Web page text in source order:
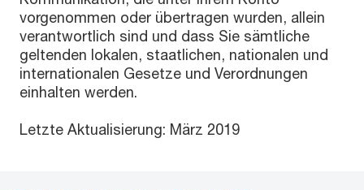
vorgenommen oder übertragen wurden, allein
verantwortlich sind und dass Sie sämtliche
geltenden lokalen, staatlichen, nationalen und
internationalen Gesetze und Verordnungen
einhalten werden.
Letzte Aktualisierung: März 2019